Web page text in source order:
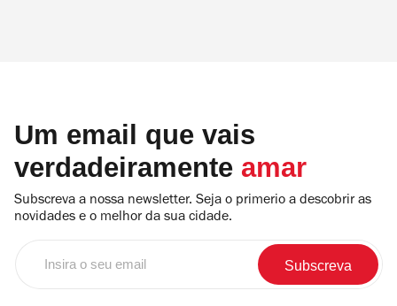
Um email que vais
verdadeiramente amar
Subscreva a nossa newsletter. Seja o primerio a descobrir as
novidades e o melhor da sua cidade.